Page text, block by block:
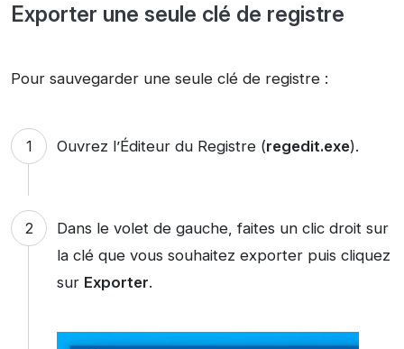
Exporter une seule clé de registre
Pour sauvegarder une seule clé de registre :
Ouvrez l’Éditeur du Registre (regedit.exe).
Dans le volet de gauche, faites un clic droit sur
la clé que vous souhaitez exporter puis cliquez
sur Exporter.